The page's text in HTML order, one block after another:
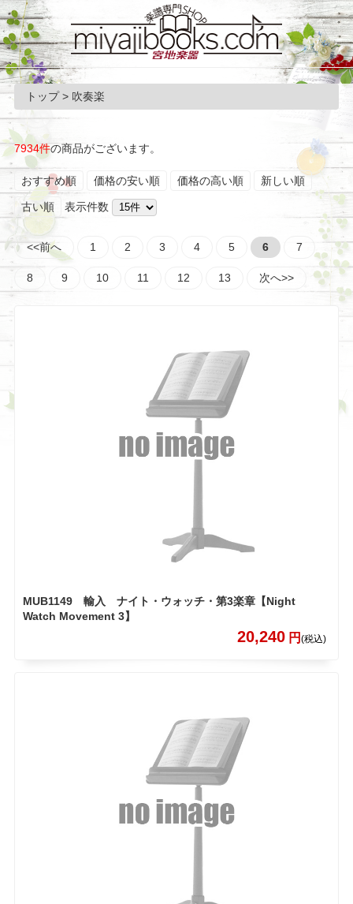
トップ> 吹奏楽
7934件の商品がございます。
おすすめ順 価格の安い順 価格の高い順 新しい順
古い順 表示件数
<<前へ 1 2 3 4 5 6 7
8 9 10 11 12 13 次へ>>
MUB1149 輸入 ナイト・ウォッチ・第3楽章【Night
Watch Movement 3】
20,240 円(税込)